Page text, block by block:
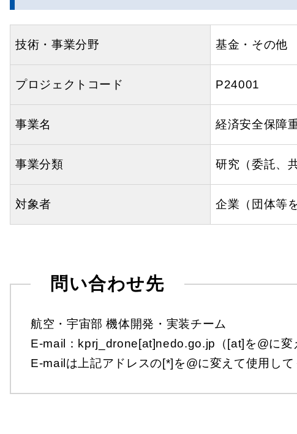
技術・事業分野 基金・その他
プロジェクトコード P24001
事業名 経済安全保障
事業分類 研究（委託、
対象者 企業（団体等
問い合わせ先
航空・宇宙部 機体開発・実装チーム
E-mail：kprj_drone[at]nedo.go.jp（[at]を@に変
E-mailは上記アドレスの[*]を@に変えて使用して